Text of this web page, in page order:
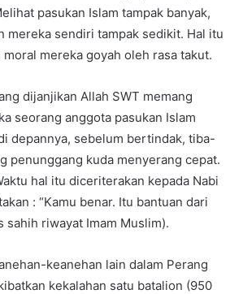
pasukan Islam tampak banyak,
mereka sendiri tampak sedikit. Hal itu
mereka goyah oleh rasa takut.
dijanjikan Allah SWT memang
seorang anggota pasukan Islam
depannya, sebelum bertindak, tiba-
penunggang kuda menyerang cepat.
hal itu diceriterakan kepada Nabi
: “Kamu benar. Itu bantuan dari
sahih riwayat Imam Muslim).
keanehan lain dalam Perang
kekalahan satu batalion (950